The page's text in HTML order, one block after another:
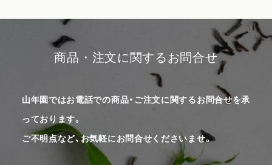
商品・注文に関するお問合せ
山年園ではお電話での商品・ご注文に関するお問合せを承
っております。
ご不明点など、お気軽にお問合せくださいませ。